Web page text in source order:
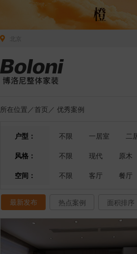
所在位置／首页 ／ 优秀案例
户型： 不限 一居室 二
风格：
不限 现代 原木
空间：
不限 客厅 餐厅
最新发布 热点案例 面积排序